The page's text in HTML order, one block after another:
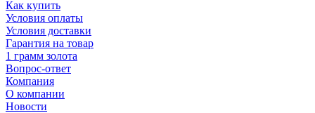
Как купить
Условия оплаты
Условия доставки
Гарантия на товар
1 грамм золота
Вопрос-ответ
Компания
О компании
Новости